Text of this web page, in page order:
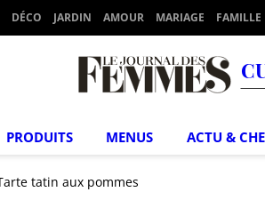
DÉCO JARDIN AMOUR MARIAGE FAMILLE
PRODUITS MENUS ACTU &
tatin aux pommes